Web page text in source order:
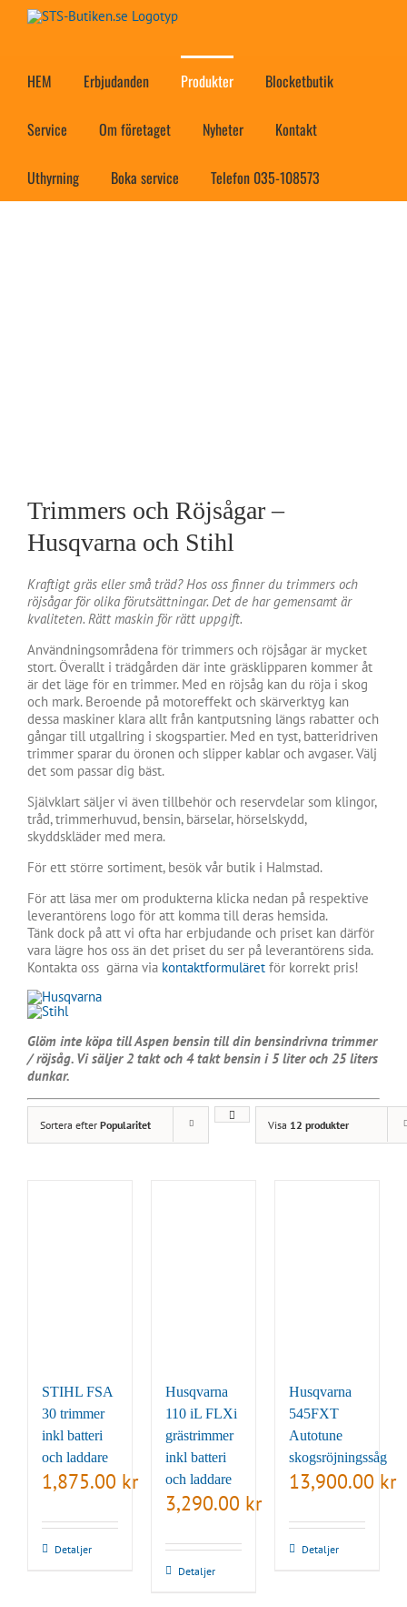
Fortsätt
HEM Erbjudanden Produkter Blocketbutik
Service Om företaget Nyheter Kontakt
Uthyrning Boka service Telefon 035-108573
Trimmers och Röjsågar –
Husqvarna och Stihl
Kraftigt gräs eller små träd? Hos oss finner du trimmers och
röjsågar för olika förutsättningar. Det de har gemensamt är
kvaliteten. Rätt maskin för rätt uppgift.
Användningsområdena för trimmers och röjsågar är mycket
stort. Överallt i trädgården där inte gräsklipparen kommer åt
är det läge för en trimmer. Med en röjsåg kan du röja i skog
och mark. Beroende på motoreffekt och skärverktyg kan
dessa maskiner klara allt från kantputsning längs rabatter och
gångar till utgallring i skogspartier. Med en tyst, batteridriven
trimmer sparar du öronen och slipper kablar och avgaser. Välj
det som passar dig bäst.
Självklart säljer vi även tillbehör och reservdelar som klingor,
tråd, trimmerhuvud, bensin, bärselar, hörselskydd,
skyddskläder med mera.
För ett större sortiment, besök vår butik i Halmstad.
För att läsa mer om produkterna klicka nedan på respektive
leverantörens logo för att komma till deras hemsida.
Tänk dock på att vi ofta har erbjudande och priset kan därför
vara lägre hos oss än det priset du ser på leverantörens sida.
Kontakta oss gärna via kontaktformuläret för korrekt pris!
Glöm inte köpa till Aspen bensin till din bensindrivna trimmer
/ röjsåg. Vi säljer 2 takt och 4 takt bensin i 5 liter och 25 liters
dunkar.
Sortera efter Popularitet Visa 12 produkter
STIHL FSA
30 trimmer
inkl batteri
och laddare
1,875.00 kr
Detaljer
Husqvarna
110 iL FLXi
grästrimmer
inkl batteri
och laddare
3,290.00 kr
Detaljer
Husqvarna
545FXT
Autotune
skogsröjningssåg
13,900.00 kr
Detaljer